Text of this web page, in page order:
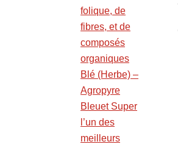
folique, de
fibres, et de
composés
organiques
Blé (Herbe) –
Agropyre
Bleuet Super
l’un des
meilleurs